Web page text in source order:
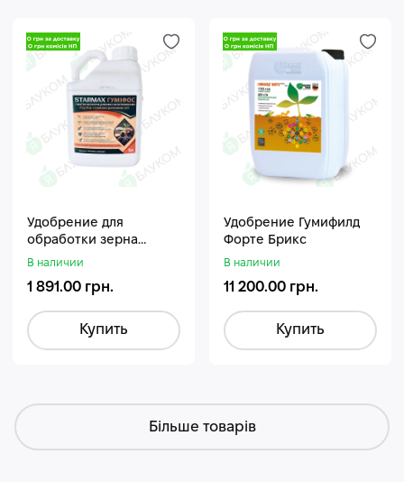
Удобрение для
обработки зерна
Стармакс Гумифос
В наличии
1 891.00 грн.
Купить
Удобрение Гумифилд
Форте Брикс
В наличии
11 200.00 грн.
Купить
Більше товарів